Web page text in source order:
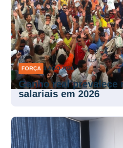
FORÇA 3 AGO 2026
Ganho real prevalece
salariais em 2026